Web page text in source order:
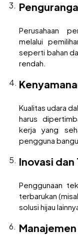
Perusahaan
melalui
seperti bahan
rendah.
Kualitas udara
harus
kerja yang
pengguna
Inovasi dan
Penggunaan
terbarukan
solusi hijau